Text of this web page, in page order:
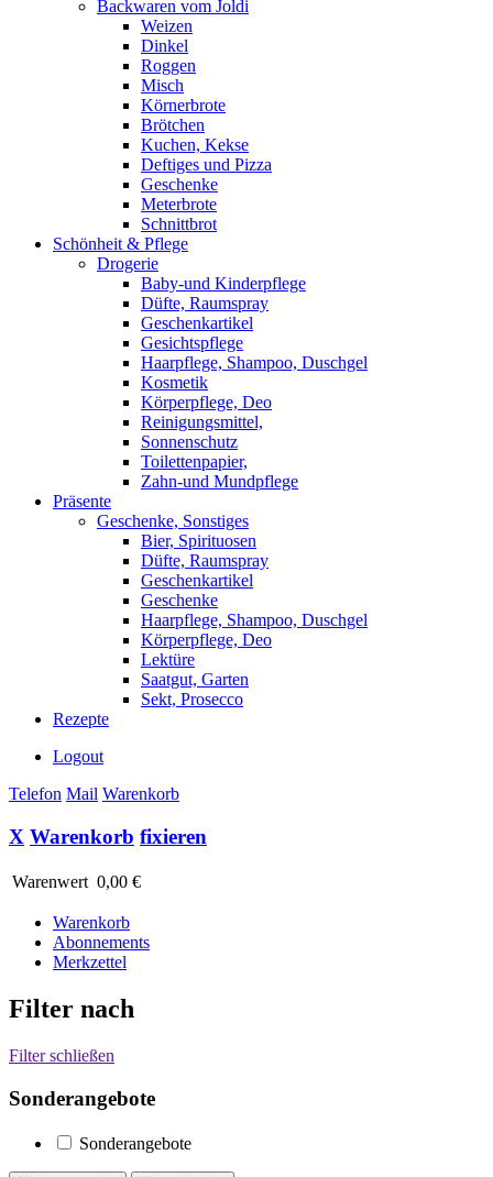
Backwaren vom Joldi
Weizen
Dinkel
Roggen
Misch
Körnerbrote
Brötchen
Kuchen, Kekse
Deftiges und Pizza
Geschenke
Meterbrote
Schnittbrot
Schönheit & Pflege
Drogerie
Baby-und Kinderpflege
Düfte, Raumspray
Geschenkartikel
Gesichtspflege
Haarpflege, Shampoo, Duschgel
Kosmetik
Körperpflege, Deo
Reinigungsmittel,
Sonnenschutz
Toilettenpapier,
Zahn-und Mundpflege
Präsente
Geschenke, Sonstiges
Bier, Spirituosen
Düfte, Raumspray
Geschenkartikel
Geschenke
Haarpflege, Shampoo, Duschgel
Körperpflege, Deo
Lektüre
Saatgut, Garten
Sekt, Prosecco
Rezepte
Logout
Telefon Mail Warenkorb
X Warenkorb fixieren
Warenwert 0,00 €
Warenkorb
Abonnements
Merkzettel
Filter nach
Filter schließen
Sonderangebote
Sonderangebote